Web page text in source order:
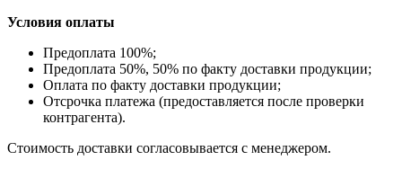
Условия оплаты
Предоплата 100%;
Предоплата 50%, 50% по факту доставки продукции;
Оплата по факту доставки продукции;
Отсрочка платежа (предоставляется после проверки
контрагента).
Стоимость доставки согласовывается с менеджером.